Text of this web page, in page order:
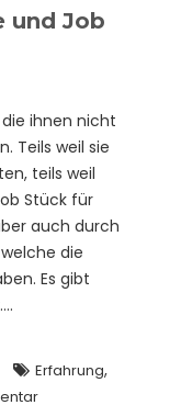
und Job
ihnen nicht
Teils weil sie
teils weil
Stück für
auch durch
die
Es gibt
Erfahrung,